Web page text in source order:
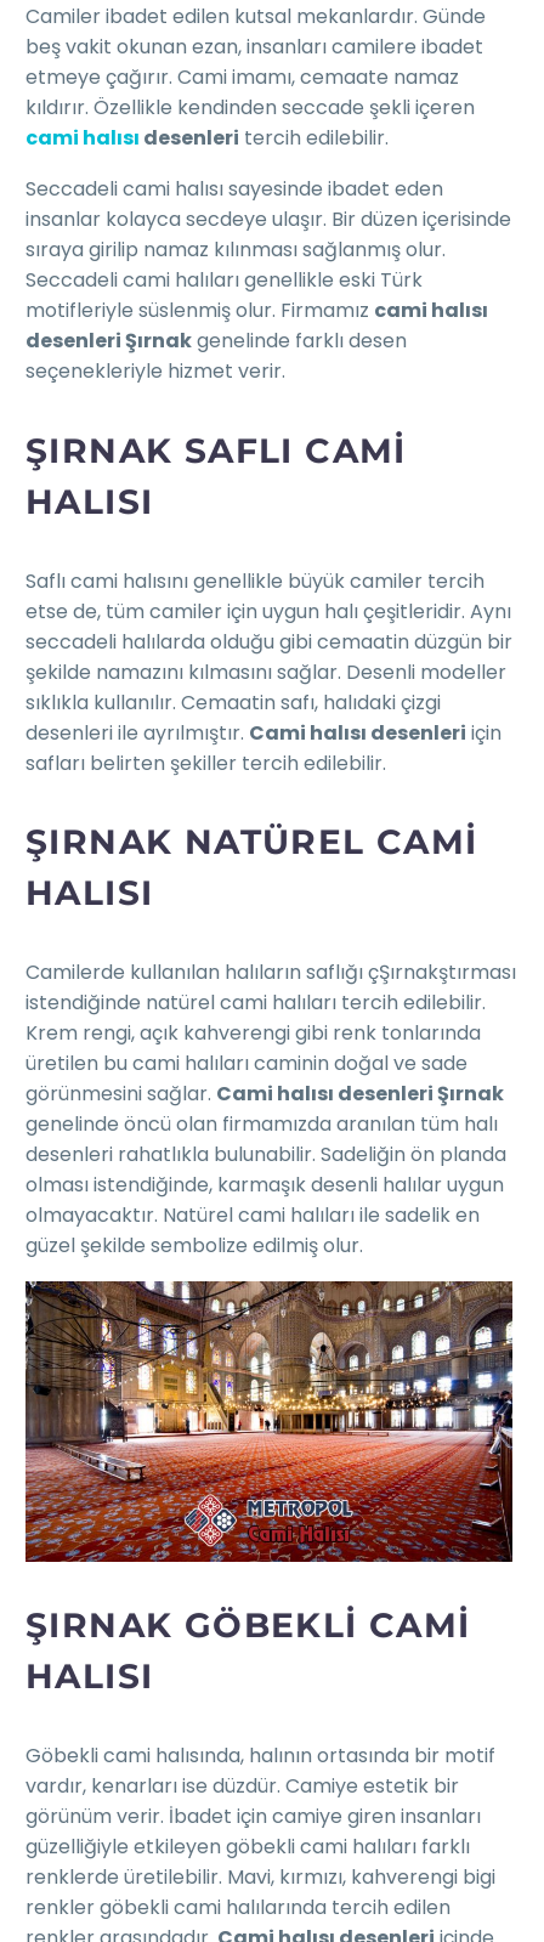
Camiler ibadet edilen kutsal mekanlardır. Günde
beş vakit okunan ezan, insanları camilere ibadet
etmeye çağırır. Cami imamı, cemaate namaz
kıldırır. Özellikle kendinden seccade şekli içeren
cami halısı desenleri tercih edilebilir.
Seccadeli cami halısı sayesinde ibadet eden
insanlar kolayca secdeye ulaşır. Bir düzen içerisinde
sıraya girilip namaz kılınması sağlanmış olur.
Seccadeli cami halıları genellikle eski Türk
motifleriyle süslenmiş olur. Firmamız cami halısı
desenleri Şırnakgenelinde farklı desen
seçenekleriyle hizmet verir.
ŞIRNAK SAFLI CAMI
HALISI
Saflı cami halısını genellikle büyük camiler tercih
etse de, tüm camiler için uygun halı çeşitleridir. Aynı
seccadeli halılarda olduğu gibi cemaatin düzgün bir
şekilde namazını kılmasını sağlar. Desenli modeller
sıklıkla kullanılır. Cemaatin safı, halıdaki çizgi
desenleri ile ayrılmıştır. Cami halısı desenleri için
safları belirten şekiller tercih edilebilir.
ŞIRNAK NATÜREL CAMI
HALISI
Camilerde kullanılan halıların saflığı çŞırnakştırması
istendiğinde natürel cami halıları tercih edilebilir.
Krem rengi, açık kahverengi gibi renk tonlarında
üretilen bu cami halıları caminin doğal ve sade
görünmesini sağlar. Cami halısı desenleri Şırnak
genelinde öncü olan firmamızda aranılan tüm halı
desenleri rahatlıkla bulunabilir. Sadeliğin ön planda
olması istendiğinde, karmaşık desenli halılar uygun
olmayacaktır. Natürel cami halıları ile sadelik en
güzel şekilde sembolize edilmiş olur.
ŞIRNAK GÖBEKLI CAMI
HALISI
Göbekli cami halısında, halının ortasında bir motif
vardır, kenarları ise düzdür. Camiye estetik bir
görünüm verir. İbadet için camiye giren insanları
güzelliğiyle etkileyen göbekli cami halıları farklı
renklerde üretilebilir. Mavi, kırmızı, kahverengi bigi
renkler göbekli cami halılarında tercih edilen